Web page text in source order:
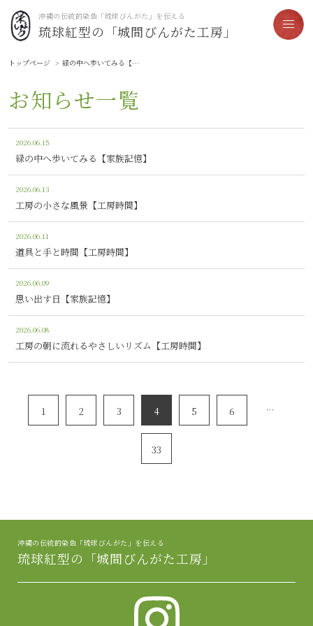
沖縄の伝統的染色「琉球びんがた」を伝える
琉球紅型の「城間びんがた工房」
トップページ 緑の中へ歩いてみる【家族記憶】
お知らせ一覧
2026.06.15
緑の中へ歩いてみる【家族記憶】
2026.06.13
工房の小さな風景【工房時間】
2026.06.11
道具と手と時間【工房時間】
2026.06.09
思い出す日【家族記憶】
2026.06.08
工房の朝に流れるやさしいリズム【工房時間】
1 2 3 4 5 6 …
33
沖縄の伝統的染色「琉球びんがた」を伝える
琉球紅型の「城間びんがた工房」